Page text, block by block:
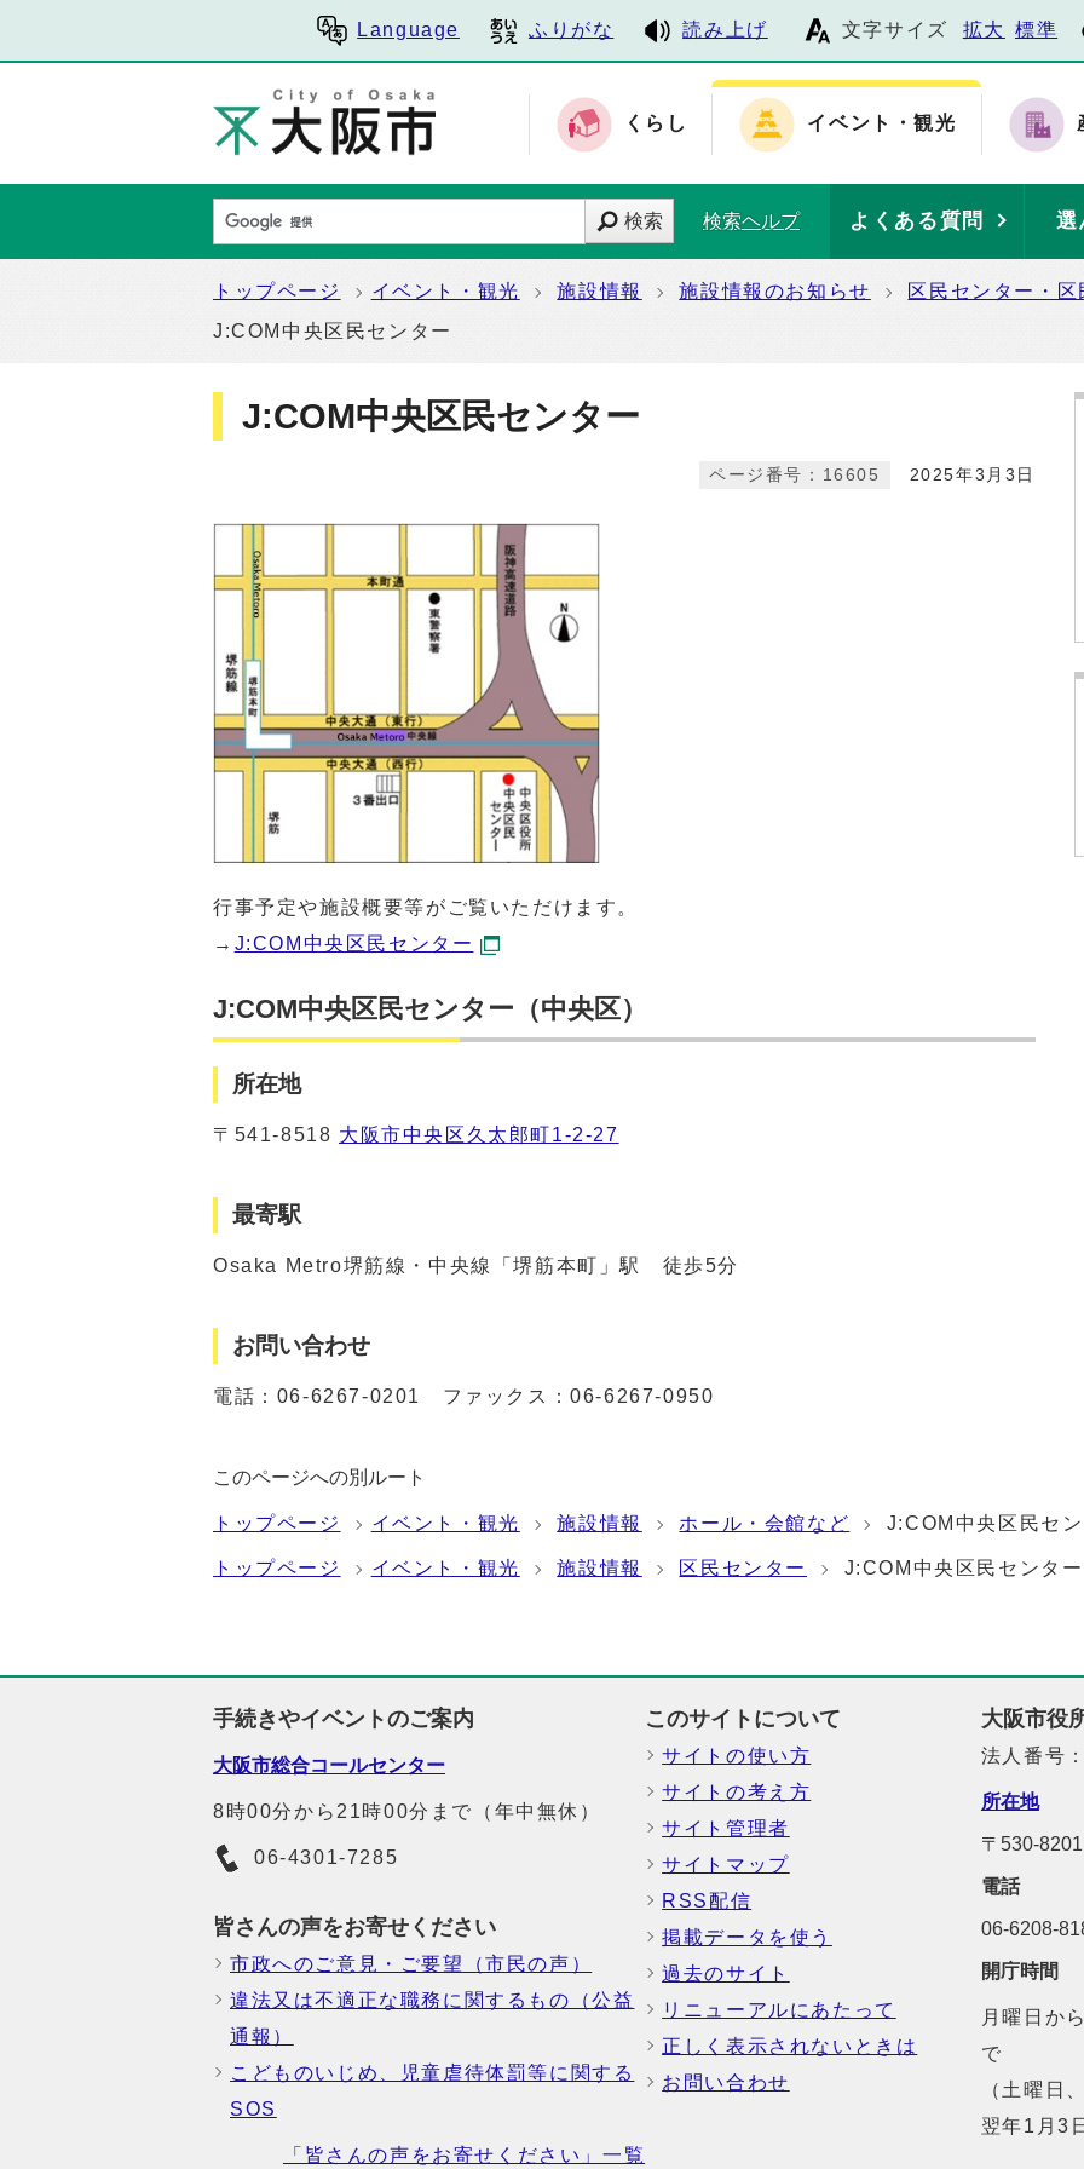
Language ふりがな 読み上げ 文字サイズ 拡大 標準
くらし イベント・観光
検索 検索ヘルプ よくある質問 選
トップページ イベント・観光 施設情報 施設情報のお知らせ
区民センター・
J:COM中央区民センター
J:COM中央区民センター
2025年3月3日
ページ番号：16605
行事予定や施設概要等がご覧いただけます。
→ J:COM中央区民センター
J:COM中央区民センター（中央区）
所在地
〒541-8518 大阪市中央区久太郎町1-2-27
最寄駅
Osaka Metro堺筋線・中央線「堺筋本町」駅 徒歩5分
お問い合わせ
電話： 06-6267-0201 ファックス：06-6267-0950
このページへの別ルート
トップページ イベント・観光 施設情報 ホール・会館など J:COM中央区民セ
トップページ イベント・観光 施設情報 区民センター J:COM中央区民センター
手続きやイベントのご案内
大阪市総合コールセンター
8時00分から21時00分まで（年中無休）
06-4301-7285
皆さんの声をお寄せください
市政へのご意見・ご要望（市民の声）
違法又は不適正な職務に関するもの（公益
通報）
こどものいじめ、児童虐待体罰等に関する
SOS
「皆さんの声をお寄せください」一覧
このサイトについて
サイトの使い方
サイトの考え方
サイト管理者
サイトマップ
RSS配信
掲載データを使う
過去のサイト
リニューアルにあたって
正しく表示されないときは
お問い合わせ
大阪市役
法人番号
所在地
〒530-
電話
06-6208-
開庁時間
月曜日か
で
（土曜日
翌年1月3